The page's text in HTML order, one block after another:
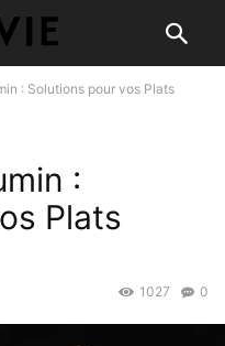
: Solutions pour vos Plats
:
Plats
0
1027